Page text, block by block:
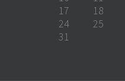
17
18
24
25
31